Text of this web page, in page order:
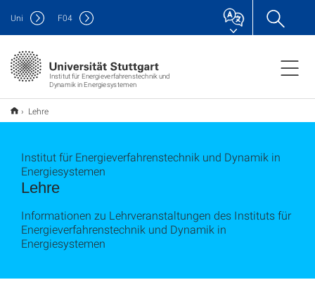
Institut für Energieverfahrenstechnik und
Dynamik in Energiesystemen
Uni F04
Lehre
Lehre
Institut für Energieverfahrenstechnik und Dynamik in
Energiesystemen
Informationen zu Lehrveranstaltungen des Instituts für
Energieverfahrenstechnik und Dynamik in
Energiesystemen